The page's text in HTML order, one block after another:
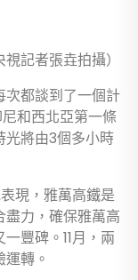
記者張垚拍攝）
次都談到了一個計
和西北亞第一條
光將由3個多小時
現，雅萬高鐵是
力，確保雅萬高
豐碑。11月，兩
轉。